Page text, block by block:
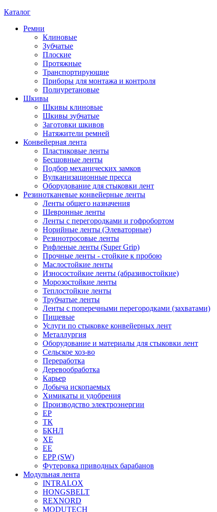
Каталог
Ремни
Клиновые
Зубчатые
Плоские
Протяжные
Транспортирующие
Приборы для монтажа и контроля
Полиуретановые
Шкивы
Шкивы клиновые
Шкивы зубчатые
Заготовки шкивов
Натяжители ремней
Конвейерная лента
Пластиковые ленты
Бесшовные ленты
Подбор механических замков
Вулканизационные пресса
Оборудование для стыковки лент
Резинотканевые конвейерные ленты
Ленты общего назначения
Шевронные ленты
Ленты с перегородками и гофробортом
Норийные ленты (Элеваторные)
Резинотросовые ленты
Рифленые ленты (Super Grip)
Прочные ленты - стойкие к пробою
Маслостойкие ленты
Износостойкие ленты (абразивостойкие)
Морозостойкие ленты
Теплостойкие ленты
Трубчатые ленты
Ленты с поперечными перегородками (захватами)
Пищевые
Услуги по стыковке конвейерных лент
Металлургия
Оборудование и материалы для стыковки лент
Сельское хоз-во
Переработка
Деревообработка
Карьер
Добыча ископаемых
Химикаты и удобрения
Производство электроэнергии
EP
ТК
БКНЛ
XE
EE
EPP (SW)
Футеровка приводных барабанов
Модульная лента
INTRALOX
HONGSBELT
REXNORD
MODUTECH